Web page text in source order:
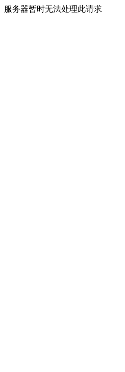
服务器暂时无法处理此请求